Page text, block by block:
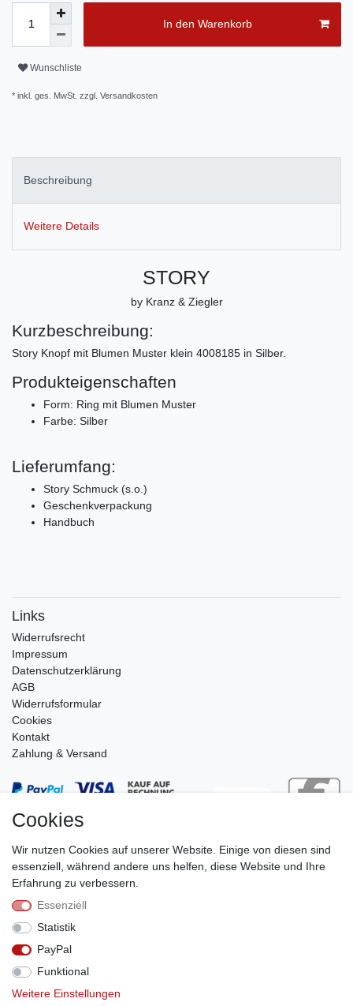
In den Warenkorb
Wunschliste
* inkl. ges. MwSt. zzgl. Versandkosten
Beschreibung
Weitere Details
STORY
by Kranz & Ziegler
Kurzbeschreibung:
Story Knopf mit Blumen Muster klein 4008185 in Silber.
Produkteigenschaften
Form: Ring mit Blumen Muster
Farbe: Silber
Lieferumfang:
Story Schmuck (s.o.)
Geschenkverpackung
Handbuch
Links
Widerrufs­recht
Impressum
Daten­schutz­erklärung
AGB
Widerrufsformular
Cookies
Kontakt
Zahlung & Versand
Stephan Roth GmbH
Cookies
Wir nutzen Cookies auf unserer Website. Einige von diesen sind
essenziell, während andere uns helfen, diese Website und Ihre
Erfahrung zu verbessern.
Essenziell
Statistik
PayPal
Funktional
Weitere Einstellungen